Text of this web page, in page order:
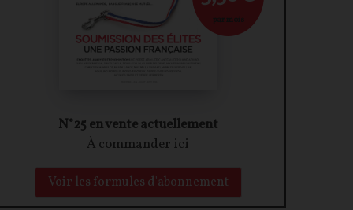
N°25 en vente actuellement
À commander ici
Voir les formules d'abonnement
par mois